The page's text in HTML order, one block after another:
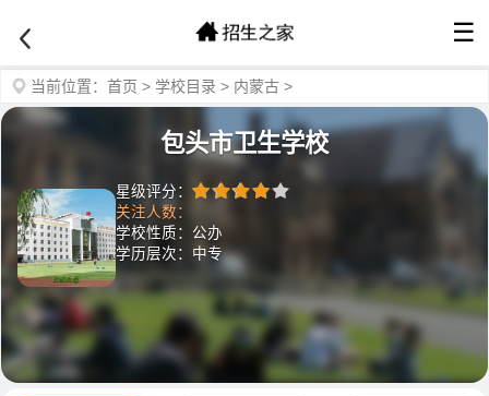
☰
当前位置： 首页 > 学校目录 > 内蒙古 >
包头市卫生学校
星级评分：
关注人数：
学校性质：公办
学历层次：中专